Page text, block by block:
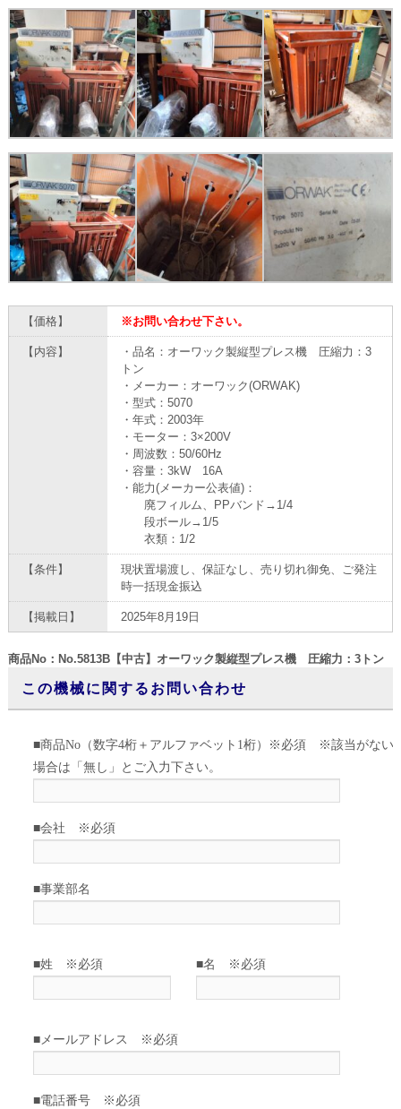
【価格】 ※お問い合わせ下さい。
【内容】
・品名：オーワック製縦型プレス機 圧縮力：3
トン
・メーカー：オーワック(ORWAK)
・型式：5070
・年式：2003年
・モーター：3×200V
・周波数：50/60Hz
・容量：3kW 16A
・能力(メーカー公表値)：
廃フィルム、PPバンド→1/4
段ボール→1/5
衣類：1/2
【条件】
現状置場渡し、保証なし、売り切れ御免、ご発注
時一括現金振込
【掲載日】 2025年8月19日
商品No：No.5813B【中古】オーワック製縦型プレス機 圧縮力：3トン
この機械に関するお問い合わせ